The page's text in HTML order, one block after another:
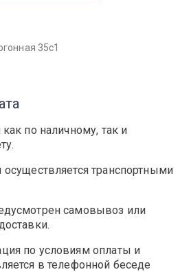
35с1
по наличному, так и
транспортными
самовывоз или
по условиям оплаты и
в телефонной беседе